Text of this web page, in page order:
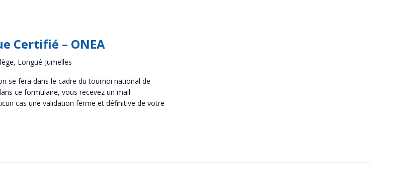
Certifié – ONEA
Longué-Jumelles
se fera dans le cadre du tournoi national de
ce formulaire, vous recevez un mail
cas une validation ferme et définitive de votre